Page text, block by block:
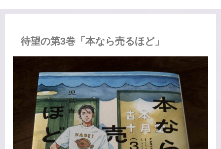
待望の第3巻「本なら売るほど」